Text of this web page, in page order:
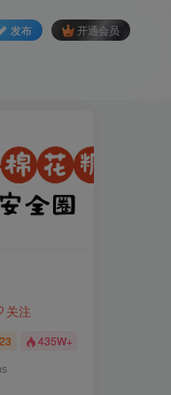
发布 开通会员
关注
435W+